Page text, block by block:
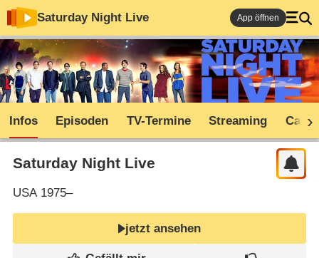
Saturday Night Live App öffnen
Infos Episoden TV-Termine Streaming Cast
Saturday Night Live
USA1975–
jetzt ansehen